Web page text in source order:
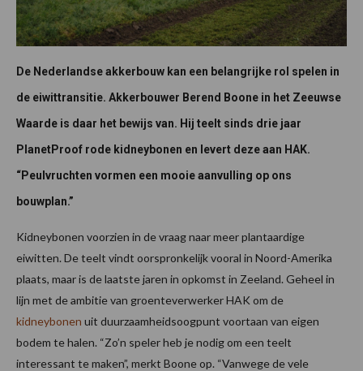
De Nederlandse akkerbouw kan een belangrijke rol spelen in
de eiwittransitie. Akkerbouwer Berend Boone in het Zeeuwse
Waarde is daar het bewijs van. Hij teelt sinds drie jaar
PlanetProof rode kidneybonen en levert deze aan HAK.
“Peulvruchten vormen een mooie aanvulling op ons
bouwplan.”
Kidneybonen voorzien in de vraag naar meer plantaardige
eiwitten. De teelt vindt oorspronkelijk vooral in Noord-Amerika
plaats, maar is de laatste jaren in opkomst in Zeeland. Geheel in
lijn met de ambitie van groenteverwerker HAK om de
kidneybonen uit duurzaamheidsoogpunt voortaan van eigen
bodem te halen. “Zo’n speler heb je nodig om een teelt
interessant te maken”, merkt Boone op. “Vanwege de vele